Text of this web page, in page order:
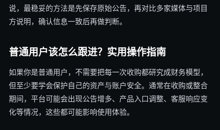
说，最稳妥的方法是先保存原始公告，再对比多家媒体与项目
方说明，确认信息一致后再做判断。
普通用户该怎么跟进？实用操作指南
如果你是普通用户，不需要把每一次收购都研究成财务模型，
但至少要学会保护自己的资产与账户安全。通常在收购或整合
期间，平台可能会出现公告增多、产品入口调整、客服响应变
化等情况，这些都可能影响使用体验。